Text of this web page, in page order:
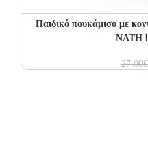
Παιδικό πουκάμισο με
NATH
27.00€